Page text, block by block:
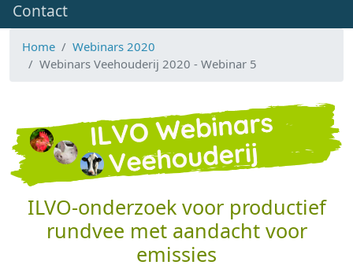
Contact
Home
Webinars 2020
Webinars Veehouderij 2020 - Webinar 5
ILVO-onderzoek voor productief
rundvee met aandacht voor
emissies